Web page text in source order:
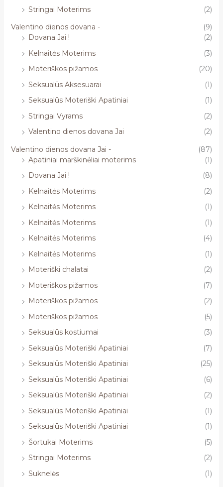
Stringai Moterims
(2)
Valentino dienos dovana -
(9)
Dovana Jai !
(2)
Kelnaitės Moterims
(3)
Moteriškos pižamos
(20)
Seksualūs Aksesuarai
(1)
Seksualūs Moteriški Apatiniai
(1)
Stringai Vyrams
(2)
Valentino dienos dovana Jai
(2)
Valentino dienos dovana Jai -
(87)
Apatiniai marškinėliai moterims
(1)
Dovana Jai !
(8)
Kelnaitės Moterims
(2)
Kelnaitės Moterims
(1)
Kelnaitės Moterims
(1)
Kelnaitės Moterims
(4)
Kelnaitės Moterims
(1)
Moteriški chalatai
(2)
Moteriškos pižamos
(7)
Moteriškos pižamos
(2)
Moteriškos pižamos
(5)
Seksualūs kostiumai
(3)
Seksualūs Moteriški Apatiniai
(7)
Seksualūs Moteriški Apatiniai
(25)
Seksualūs Moteriški Apatiniai
(6)
Seksualūs Moteriški Apatiniai
(2)
Seksualūs Moteriški Apatiniai
(1)
Seksualūs Moteriški Apatiniai
(1)
Šortukai Moterims
(5)
Stringai Moterims
(2)
Suknelės
(1)